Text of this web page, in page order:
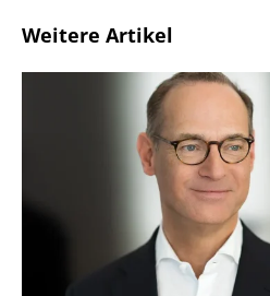
Weitere Artikel